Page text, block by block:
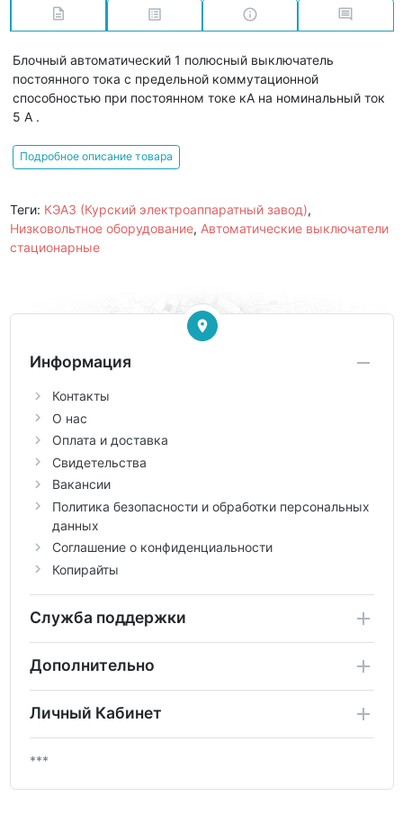
Блочный автоматический 1 полюсный выключатель
постоянного тока с предельной коммутационной
способностью при постоянном токе кА на номинальный ток
5 А .
Подробное описание товара
Теги: КЭАЗ (Курский электроаппаратный завод),
Низковольтное оборудование, Автоматические выключатели
стационарные
Информация
Контакты
О нас
Оплата и доставка
Свидетельства
Вакансии
Политика безопасности и обработки персональных
данных
Соглашение о конфиденциальности
Копирайты
Служба поддержки
Дополнительно
Личный Кабинет
***